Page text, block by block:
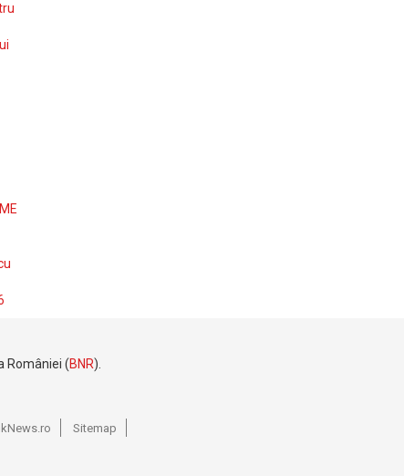
României (BNR).
Sitemap